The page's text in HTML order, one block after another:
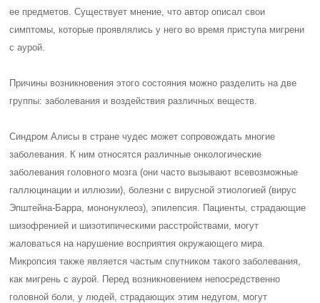
ее предметов. Существует мнение, что автор описал свои
симптомы, которые проявлялись у него во время приступа мигрени
с аурой.
Причины возникновения этого состояния можно разделить на две
группы: заболевания и воздействия различных веществ.
Синдром Алисы в стране чудес может сопровождать многие
заболевания. К ним относятся различные онкологические
заболевания головного мозга (они часто вызывают всевозможные
галлюцинации и иллюзии), болезни с вирусной этиологией (вирус
Эпштейна-Барра, мононуклеоз), эпилепсия. Пациенты, страдающие
шизофренией и шизотипическими расстройствами, могут
жаловаться на нарушение восприятия окружающего мира.
Микропсия также является частым спутником такого заболевания,
как мигрень с аурой. Перед возникновением непосредственно
головной боли, у людей, страдающих этим недугом, могут